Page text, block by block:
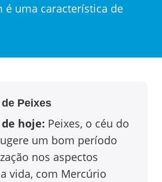
é uma característica de
Peixes
hoje: Peixes, o céu do
um bom período
nos aspectos
vida, com Mercúrio